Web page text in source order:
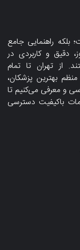
راهنمایی جامع
دقیق و کاربردی در
از تهران تا تمام
بهترین پزشکان،
و معرفی می‌کنیم تا
باکیفیت دسترسی